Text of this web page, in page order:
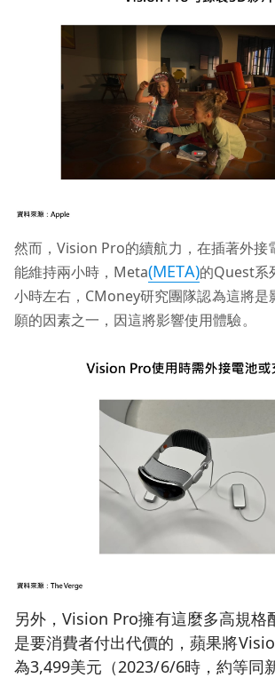
然而，Vision Pro的續航力，在插著外接
能維持兩小時，Meta(META)的Quest系
小時左右，CMoney研究團隊認為這將是
願的因素之一，因這將影響使用體驗。
另外，Vision Pro擁有這麼多高規格
是要消費者付出代價的，蘋果將
為3,499美元（2023/6/6時，約等同